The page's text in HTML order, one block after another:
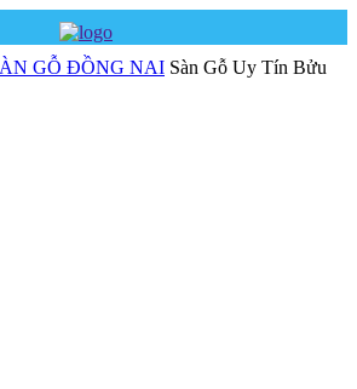
GỖ ĐỒNG NAI Sàn Gỗ Uy Tín Bửu